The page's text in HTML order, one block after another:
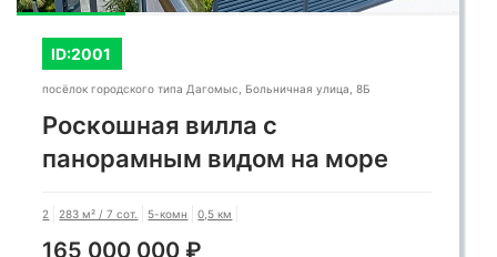
ID:2001
посёлок городского типа Дагомыс, Больничная улица, 8Б
Роскошная вилла с
панорамным видом на море
2 283 м² / 7 сот. 5-комн 0,5 км
165 000 000 ₽